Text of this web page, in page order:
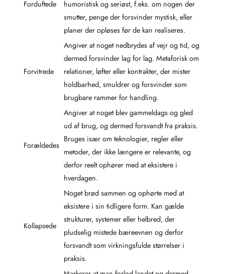
Forduftede
humoristisk og seriøst, f.eks. om nogen der
smutter, penge der forsvinder mystisk, eller
planer der opløses før de kan realiseres.
Forvitrede
Angiver at noget nedbrydes af vejr og tid, og
dermed forsvinder lag for lag. Metaforisk om
relationer, løfter eller kontrakter, der mister
holdbarhed, smuldrer og forsvinder som
brugbare rammer for handling.
Forældedes
Angiver at noget blev gammeldags og gled
ud af brug, og dermed forsvandt fra praksis.
Bruges især om teknologier, regler eller
metoder, der ikke længere er relevante, og
derfor reelt ophører med at eksistere i
hverdagen.
Kollapsede
Noget brød sammen og ophørte med at
eksistere i sin tidligere form. Kan gælde
strukturer, systemer eller helbred, der
pludselig mistede bæreevnen og derfor
forsvandt som virkningsfulde størrelser i
praksis.